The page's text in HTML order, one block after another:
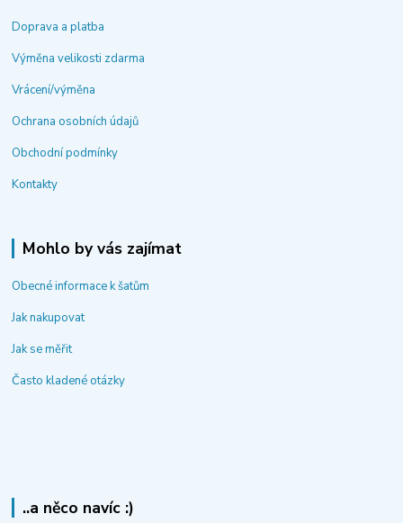
Doprava a platba
Výměna velikosti zdarma
Vrácení/výměna
Ochrana osobních údajů
Obchodní podmínky
Kontakty
Mohlo by vás zajímat
Obecné informace k šatům
Jak nakupovat
Jak se měřit
Často kladené otázky
..a něco navíc :)